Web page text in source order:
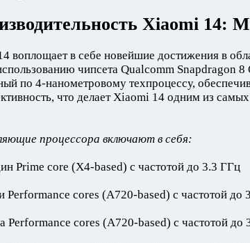
Xiaomi 14:
воплощает в себе новейшие достижения в
чипсета Qualcomm Snapdragon 8
по 4-нанометровому техпроцессу,
что делает Xiaomi 14 одним из
процессора включают в себя:
Prime core (X4-based) с частотой до 3.3 ГГц
Performance cores (A720-based) с частотой до
Performance cores (A720-based) с частотой до